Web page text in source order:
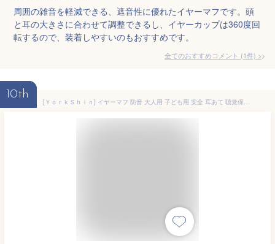
周囲の雑音を軽減できる、遮音性に優れたイヤーマフです。頭
と耳の大きさに合わせて調整できるし、イヤーカップは360度回
転するので、装着しやすいのもおすすめです。
全てのおすすめコメント (1件) >
10th
[ＹｏｒｋＳｈｉｎ] イヤーマフ 防音 大人用 子ども用 安全 耳あて 聴覚保護 調整可能 遮音 フリーサイズ